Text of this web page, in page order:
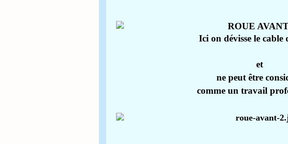
Ici on dévisse le cable
et
ne peut être
comme un travail